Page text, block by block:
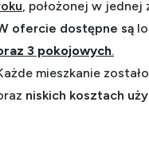
, położonej w
ofercie dostępne są
3 pokojowych.
mieszkanie
niskich kosztach